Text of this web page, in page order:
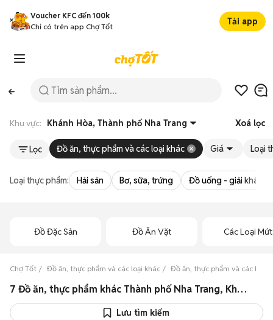
Voucher KFC đến 100k
Chỉ có trên app Chợ Tốt
Tải app
Khu vực: Khánh Hòa, Thành phố Nha Trang Xoá lọc
Lọc Đồ ăn, thực phẩm và các loại khác Giá Loại
Loại thực phẩm: Hải sản Bơ, sữa, trứng Đồ uống - giải khát
Đồ Đặc Sản Đồ Ăn Vặt Các Loại Mứt
Chợ Tốt Đồ ăn, thực phẩm và các loại khác Đồ ăn, thực phẩm và các loại
7 Đồ ăn, thực phẩm khác Thành phố Nha Trang, Khánh Hòa giá rẻ
Lưu tìm kiếm